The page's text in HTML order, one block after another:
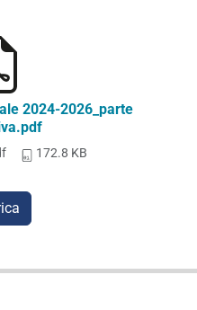
2024-2026_parte
172.8 KB